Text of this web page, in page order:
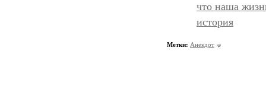
что наша
история
Метки: Анекдот